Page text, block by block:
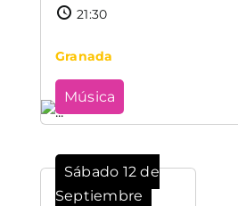
21:30
Granada
Música
Sábado 12 de
Septiembre